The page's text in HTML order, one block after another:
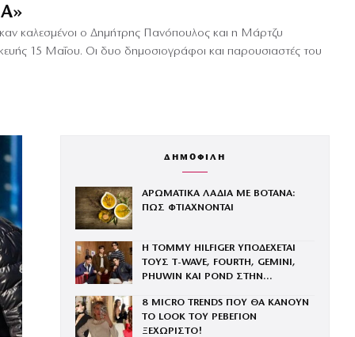
καλεσμένοι ο Δημήτρης Πανόπουλος και η Μάρτζυ
15 Μαΐου. Οι δυο δημοσιογράφοι και παρουσιαστές του
ΔΗΜΟΦΙΛΗ
ΑΡΩΜΑΤΙΚΑ ΛΑΔΙΑ ΜΕ ΒΟΤΑΝΑ:
ΠΩΣ ΦΤΙΑΧΝΟΝΤΑΙ
Η TOMMY HILFIGER ΥΠΟΔΕΧΕΤΑΙ
ΤΟΥΣ Τ-WAVE, FOURTH, GEMINI,
PHUWIN ΚΑΙ POND ΣΤΗΝ
8 MICRO TRENDS ΠΟΥ ΘΑ ΚΑΝΟΥΝ
ΤΟ LOOK ΤΟΥ ΡΕΒΕΓΙΟΝ
ΞΕΧΩΡΙΣΤΟ!